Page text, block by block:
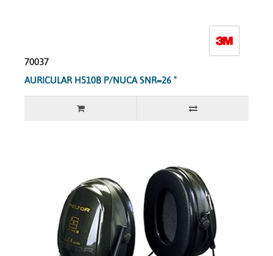
70037
AURICULAR H510B P/NUCA SNR=26 "